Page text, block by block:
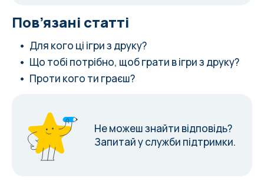
Пов’язані статті
Для кого ці ігри з друку?
Що тобі потрібно, щоб грати в ігри з друку?
Проти кого ти граєш?
Не можеш знайти відповідь?
Запитай у служби підтримки.